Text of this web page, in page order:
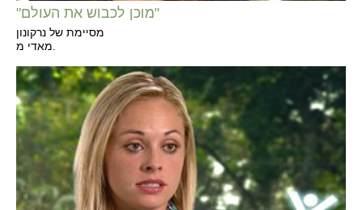
"מוכן לכבוש את העולם"
מסיימת של נרקונון